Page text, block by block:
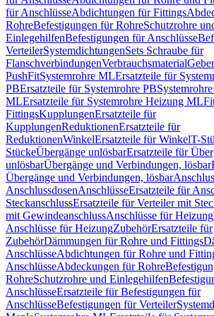
für AnschlüsseAbdichtungen für Fittings
RohreBefestigungen für RohreSchutzrohre
EinlegehilfenBefestigungen für Anschlüsse
VerteilerSystemdichtungenSets Schraube für
FlanschverbindungenVerbrauchsmaterial
PushFitSystemrohre MLErsatzteile für
PBErsatzteile für Systemrohre PB
MLErsatzteile für Systemrohre Heizung ML
FittingsKupplungenErsatzteile für
KupplungenReduktionenErsatzteile für
ReduktionenWinkelErsatzteile für WinkelT-
StückeÜbergänge unlösbarErsatzteile für
unlösbarÜbergänge und Verbindungen, lösbar
Übergänge und Verbindungen, lösbar
AnschlussdosenAnschlüsseErsatzteile für
SteckanschlussErsatzteile für Verteiler mit
mit GewindeanschlussAnschlüsse für Heizung
Anschlüsse für HeizungZubehörErsatzteile für
ZubehörDämmungen für Rohre und Fittings
AnschlüsseAbdichtungen für Rohre und
AnschlüsseAbdeckungen für Rohre
RohreSchutzrohre und Einlegehilfen
AnschlüsseErsatzteile für Befestigungen für
AnschlüsseBefestigungen für Verteiler